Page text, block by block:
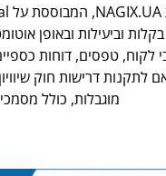
וביעילות ובאופן
לקוח, טפסים, דוחות
לתקנות דרישות חוק
מוגבלות, כולל מסמכי PDF